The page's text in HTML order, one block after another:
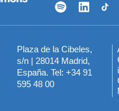
Plaza de la Cibeles,
s/n | 28014 Madrid,
España. Tel: +34 91
595 48 00